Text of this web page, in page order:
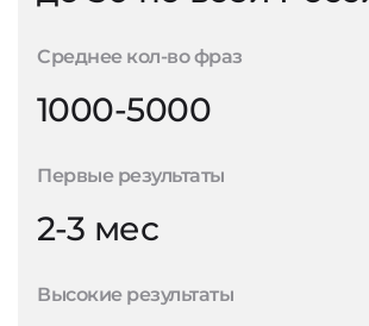
Среднее кол-во фраз
1000-5000
Первые результаты
2-3 мес
Высокие результаты